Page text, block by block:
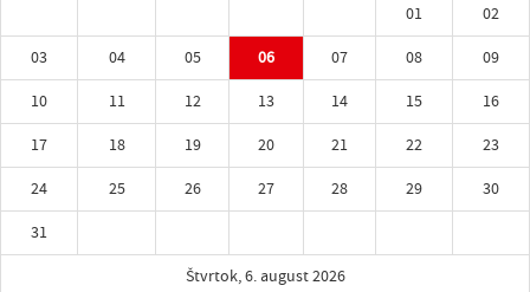
01
02
03
04 05 06 07 08
09
10
11 12 13 14 15
16
17
18 19 20 21 22
23
24
25 26 27 28 29
30
31
Štvrtok, 6. august 2026